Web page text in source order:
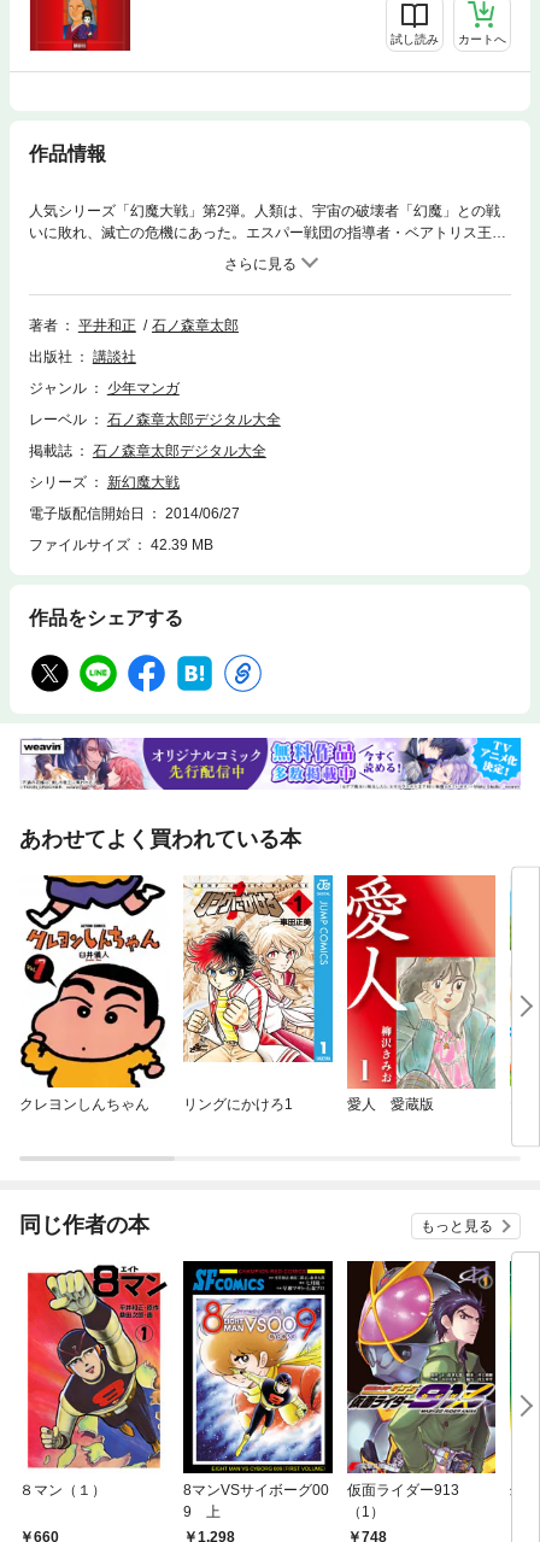
試し読み カートへ
作品情報
人気シリーズ「幻魔大戦」第2弾。人類は、宇宙の破壊者「幻魔」との戦
いに敗れ、滅亡の危機にあった。エスパー戦団の指導者・ベアトリス王女
の最後の切札、それは人類唯一の時間跳躍者・お時────。超能力を持つ
者を生み増やすため、彼女を過去に送り込む。「幻魔」襲来時、迎え撃つ
強大なエスパー戦団を作るために。人類の未来は変えられるのか!? 大ヒ
ットした小説版の骨子となる作品。お時は、1639年の江戸に跳ぶ!!
著者 平井和正
石ノ森章太郎
出版社
講談社
ジャンル
少年マンガ
レーベル
石ノ森章太郎デジタル大全
掲載誌
石ノ森章太郎デジタル大全
シリーズ
新幻魔大戦
電子版配信開始日
2014/06/27
ファイルサイズ
42.39 MB
作品をシェアする
あわせてよく買われている本
クレヨンしんちゃん リングにかけろ1 愛人 愛蔵版
同じ作者の本 もっと見る
８マン（１）
660
8マンVSサイボーグ00
9 上
1,298
仮面ライダー913
（1）
748
幻